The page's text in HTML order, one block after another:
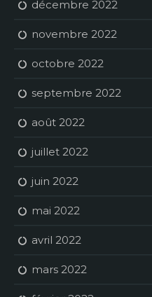
décembre 2022
novembre 2022
octobre 2022
septembre 2022
août 2022
juillet 2022
juin 2022
mai 2022
avril 2022
mars 2022